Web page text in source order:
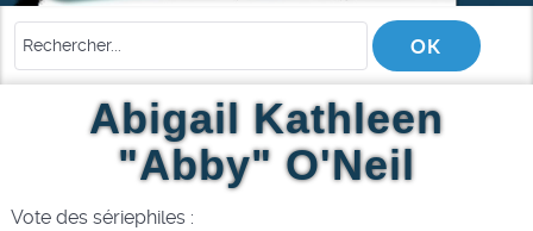
Abigail Kathleen
"Abby" O'Neil
Vote des sériephiles :